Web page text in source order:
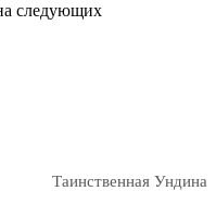
следующих
Таинственная Ундина